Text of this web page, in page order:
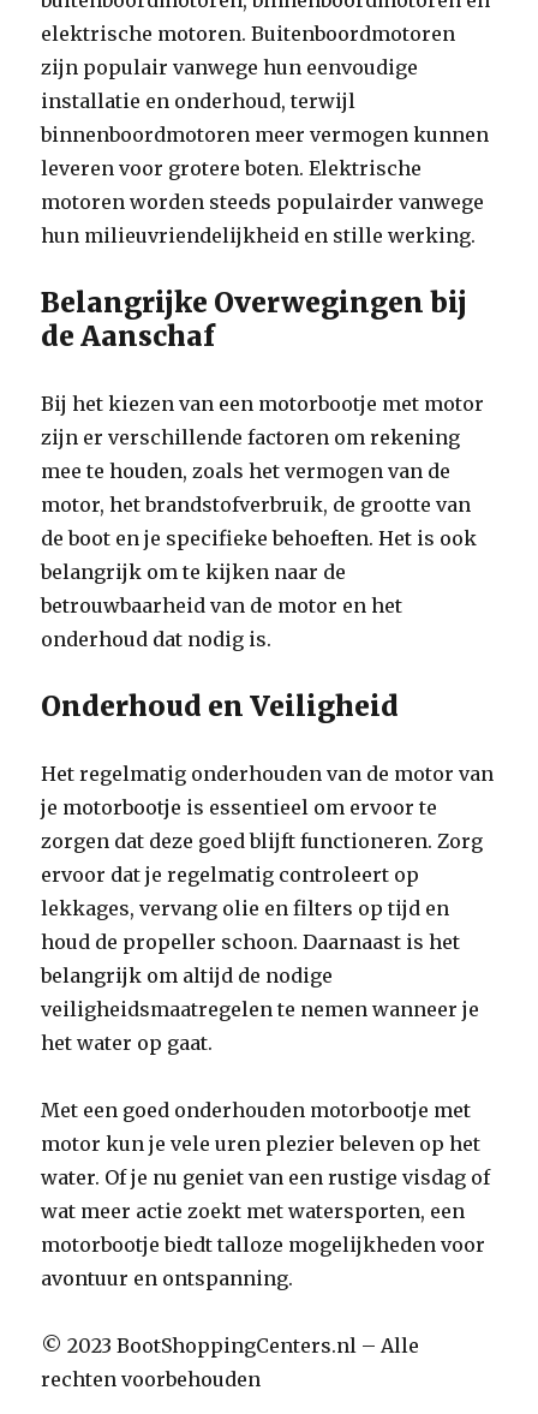
elektrische motoren. Buitenboordmotoren
zijn populair vanwege hun eenvoudige
installatie en onderhoud, terwijl
binnenboordmotoren meer vermogen kunnen
leveren voor grotere boten. Elektrische
motoren worden steeds populairder vanwege
hun milieuvriendelijkheid en stille werking.
Belangrijke Overwegingen bij
de Aanschaf
Bij het kiezen van een motorbootje met motor
zijn er verschillende factoren om rekening
mee te houden, zoals het vermogen van de
motor, het brandstofverbruik, de grootte van
de boot en je specifieke behoeften. Het is ook
belangrijk om te kijken naar de
betrouwbaarheid van de motor en het
onderhoud dat nodig is.
Onderhoud en Veiligheid
Het regelmatig onderhouden van de motor van
je motorbootje is essentieel om ervoor te
zorgen dat deze goed blijft functioneren. Zorg
ervoor dat je regelmatig controleert op
lekkages, vervang olie en filters op tijd en
houd de propeller schoon. Daarnaast is het
belangrijk om altijd de nodige
veiligheidsmaatregelen te nemen wanneer je
het water op gaat.
Met een goed onderhouden motorbootje met
motor kun je vele uren plezier beleven op het
water. Of je nu geniet van een rustige visdag of
wat meer actie zoekt met watersporten, een
motorbootje biedt talloze mogelijkheden voor
avontuur en ontspanning.
© 2023 BootShoppingCenters.nl – Alle
rechten voorbehouden